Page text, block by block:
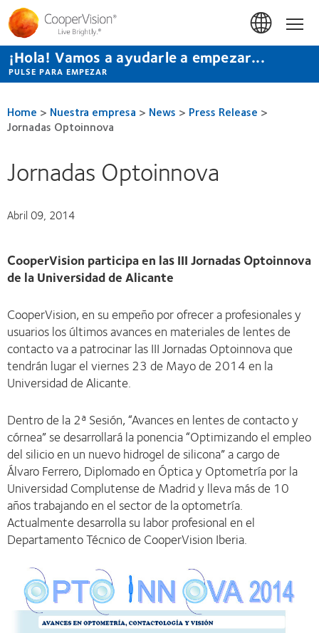
Pasar
contenido
principal
¡Hola! Vamos a ayudarle a empezar...
PULSE PARA EMPEZAR
Home > Nuestra empresa > News > Press Release >
Jornadas Optoinnova
Jornadas Optoinnova
Abril 09, 2014
CooperVision participa en las III Jornadas Optoinnova
de la Universidad de Alicante
CooperVision, en su empeño por ofrecer a profesionales y
usuarios los últimos avances en materiales de lentes de
contacto va a patrocinar las III Jornadas Optoinnova que
tendrán lugar el viernes 23 de Mayo de 2014 en la
Universidad de Alicante.
Dentro de la 2ª Sesión, “Avances en lentes de contacto y
córnea” se desarrollará la ponencia “Optimizando el empleo
del silicio en un nuevo hidrogel de silicona” a cargo de
Álvaro Ferrero, Diplomado en Óptica y Optometría por la
Universidad Complutense de Madrid y lleva más de 10
años trabajando en el sector de la optometría.
Actualmente desarrolla su labor profesional en el
Departamento Técnico de CooperVision Iberia.